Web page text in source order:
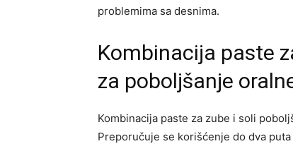
problemima sa desnima.
Kombinacija paste
za poboljšanje
Kombinacija paste za zube i soli
Preporučuje se korišćenje do dva